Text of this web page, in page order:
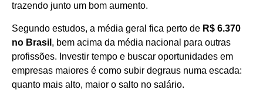
trazendo junto um bom aumento.
Segundo estudos, a média geral fica perto de R$ 6.370
no Brasil , bem acima da média nacional para outras
profissões. Investir tempo e buscar oportunidades em
empresas maiores é como subir degraus numa escada:
quanto mais alto, maior o salto no salário.